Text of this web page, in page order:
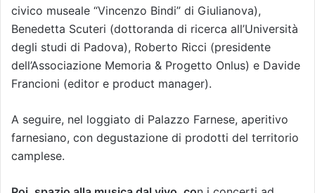
civico museale “Vincenzo Bindi” di Giulianova),
Benedetta Scuteri (dottoranda di ricerca all’Università
degli studi di Padova), Roberto Ricci (presidente
dell’Associazione Memoria & Progetto Onlus) e Davide
Francioni (editor e product manager).
A seguire, nel loggiato di Palazzo Farnese, aperitivo
farnesiano, con degustazione di prodotti del territorio
camplese.